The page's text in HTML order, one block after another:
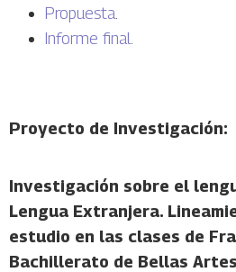
Propuesta
Informe final
Proyecto de Investigación:
Investigación sobre el
Lengua Extranjera.
estudio en las clases de
Bachillerato de Bellas